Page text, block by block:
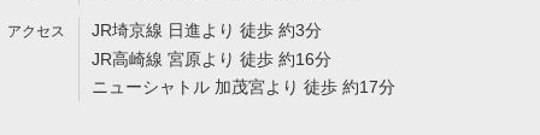
JR埼京線 日進より 徒歩 約3分
JR高崎線 宮原より 徒歩 約16分
ニューシャトル 加茂宮より 徒歩 約17分